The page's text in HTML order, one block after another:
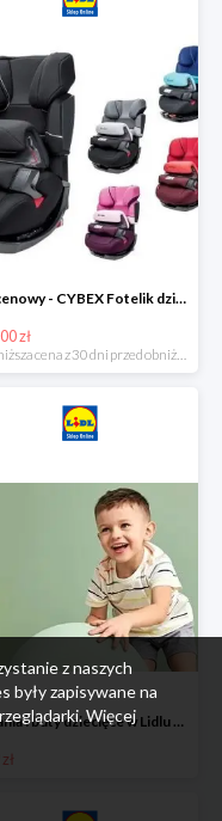
Hit cenowy - CYBEX Fotelik dziecięcy samochodowy Pallasfix grupa I-III, 9-36 kg
zł
Ubrania i buty dziecięce w Lidlu Online od 9,99 zł
z naszych
były zapisywane na
Więcej